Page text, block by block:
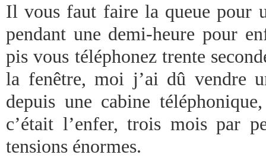
Il vous faut faire la queue pour
pendant une demi-heure pour
pis vous téléphonez trente
la fenêtre, moi j’ai dû vendre
depuis une cabine
c’était l’enfer, trois mois par
tensions énormes.